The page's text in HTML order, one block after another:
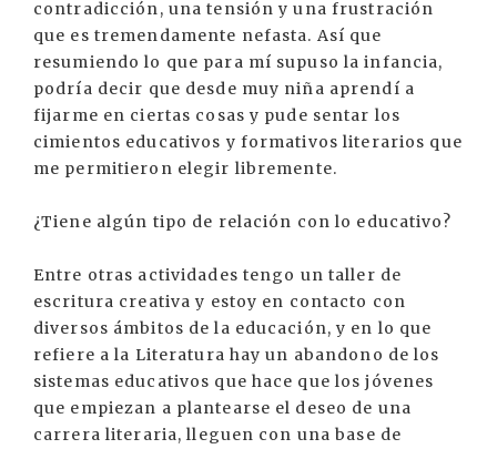
contradicción, una tensión y una frustración
que es tremendamente nefasta. Así que
resumiendo lo que para mí supuso la infancia,
podría decir que desde muy niña aprendí a
fijarme en ciertas cosas y pude sentar los
cimientos educativos y formativos literarios que
me permitieron elegir libremente.
¿Tiene algún tipo de relación con lo educativo?
Entre otras actividades tengo un taller de
escritura creativa y estoy en contacto con
diversos ámbitos de la educación, y en lo que
refiere a la Literatura hay un abandono de los
sistemas educativos que hace que los jóvenes
que empiezan a plantearse el deseo de una
carrera literaria, lleguen con una base de